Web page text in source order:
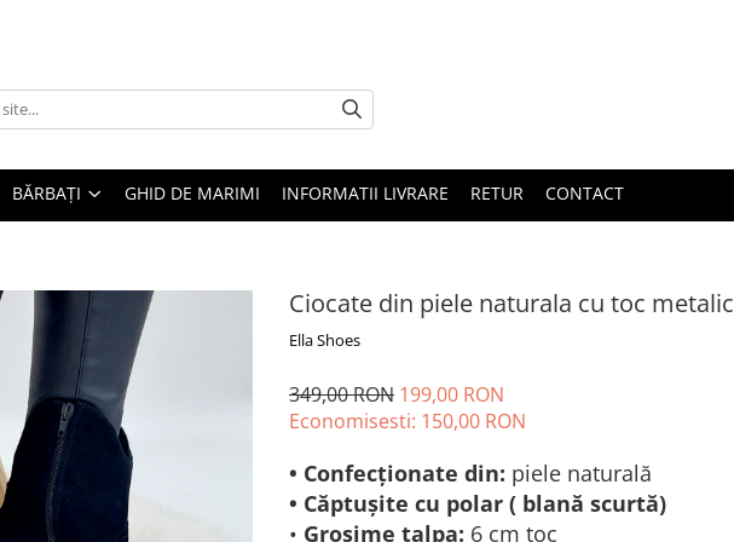
BĂRBAȚI GHID DE MARIMI INFORMATII LIVRARE RETUR CONTACT
Ciocate din piele naturala cu toc metalic
Ella Shoes
349,00 RON 199,00 RON
Economisesti: 150,00 RON
• Confecționate din: piele naturală
• Căptușite cu polar ( blană scurtă)
• Grosime talpa: 6 cm toc